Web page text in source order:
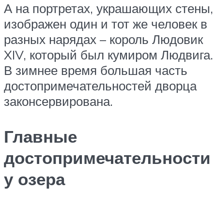
А на портретах, украшающих стены,
изображен один и тот же человек в
разных нарядах – король Людовик
XIV, который был кумиром Людвига.
В зимнее время большая часть
достопримечательностей дворца
законсервирована.
Главные
достопримечательности
у озера